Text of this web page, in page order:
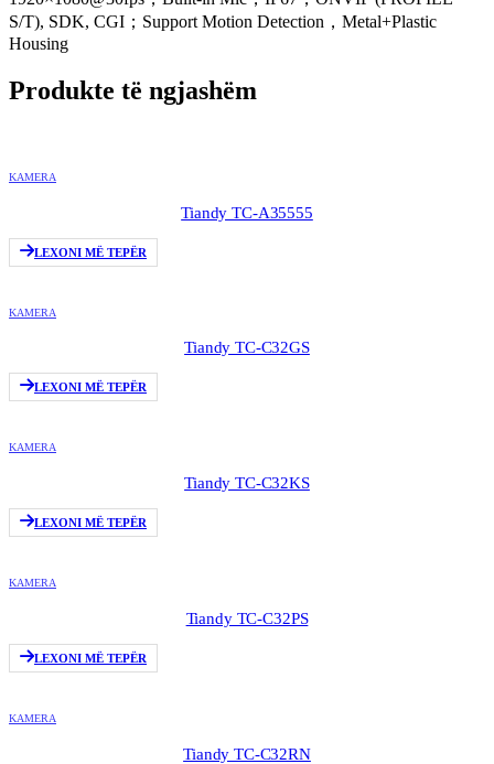
S/T), SDK, CGI；Support Motion Detection，Metal+Plastic
Housing
Produkte të ngjashëm
KAMERA
Tiandy TC-A35555
LEXONI MË TEPËR
KAMERA
Tiandy TC-C32GS
LEXONI MË TEPËR
KAMERA
Tiandy TC-C32KS
LEXONI MË TEPËR
KAMERA
Tiandy TC-C32PS
LEXONI MË TEPËR
KAMERA
Tiandy TC-C32RN